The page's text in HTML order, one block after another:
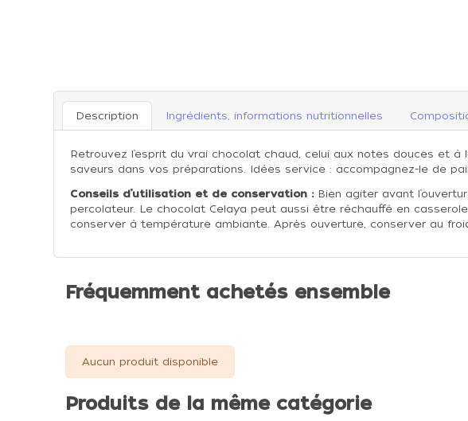
Description Ingrédients, informations nutritionnelles
Retrouvez l’esprit du vrai chocolat chaud, celui aux notes douces et
saveurs dans vos préparations. Idées service : accompagnez-le de
Conseils d’utilisation et de conservation :Bien agiter avant
percolateur. Le chocolat Celaya peut aussi être réchauffé en
conserver à température ambiante. Après ouverture, conserver au
Fréquemment achetés ensemble
Aucun produit disponible
Produits de la même catégorie